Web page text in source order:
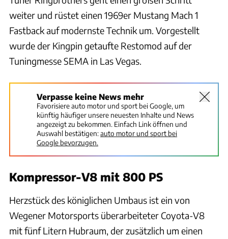
weiter und rüstet einen 1969er Mustang Mach 1
Fastback auf modernste Technik um. Vorgestellt
wurde der Kingpin getaufte Restomod auf der
Tuningmesse SEMA in Las Vegas.
Verpasse keine News mehr
Favorisiere auto motor und sport bei Google, um
künftig häufiger unsere neuesten Inhalte und News
angezeigt zu bekommen. Einfach Link öffnen und
Auswahl bestätigen:auto motor und sport bei
Google bevorzugen.
Kompressor-V8 mit 800 PS
Herzstück des königlichen Umbaus ist ein von
Wegener Motorsports überarbeiteter Coyota-V8
mit fünf Litern Hubraum, der zusätzlich um einen